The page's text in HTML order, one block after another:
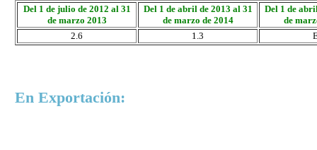
Del 1 de julio de 2012 al 31
de marzo 2013
Del 1 de abril de 2013 al 31
de marzo de 2014
Del 1 de
de
2.6
1.3
En Exportación: